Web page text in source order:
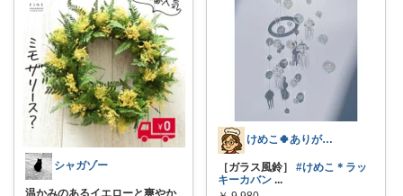
シャガゾー
温かみのあるイエローと爽やか
けめこ🍀ありがとうございます🤭💕
［ガラス風鈴］ #けめこ＊ラッ
キーカバン ...